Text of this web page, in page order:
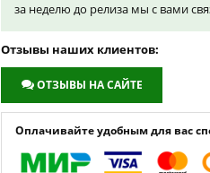
за неделю до релиза мы с вами
Отзывы наших клиентов:
ОТЗЫВЫ НА САЙТЕ
Оплачивайте удобным для вас